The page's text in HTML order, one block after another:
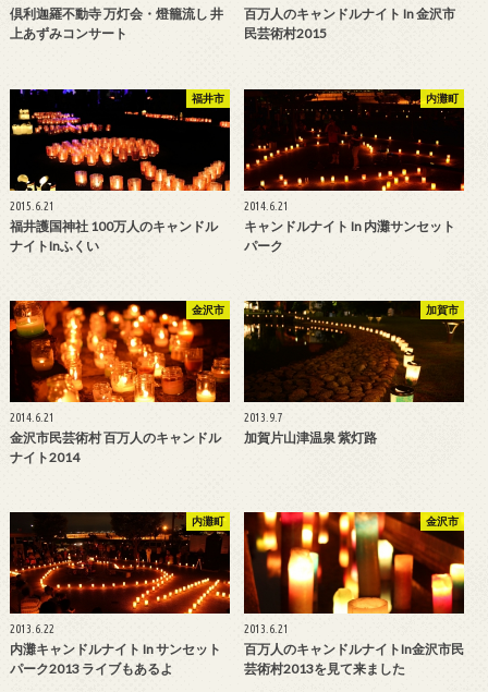
倶利迦羅不動寺 万灯会・燈籠流し 井
上あずみコンサート
百万人のキャンドルナイト In 金沢市
民芸術村2015
福井市
2015.6.21
福井護国神社 100万人のキャンドル
ナイトinふくい
内灘町
2014.6.21
キャンドルナイト In 内灘サンセット
パーク
金沢市
2014.6.21
金沢市民芸術村 百万人のキャンドル
ナイト2014
加賀市
2013.9.7
加賀片山津温泉 紫灯路
内灘町
2013.6.22
内灘キャンドルナイト In サンセット
パーク2013 ライブもあるよ
金沢市
2013.6.21
百万人のキャンドルナイトin金沢市民
芸術村2013を見て来ました